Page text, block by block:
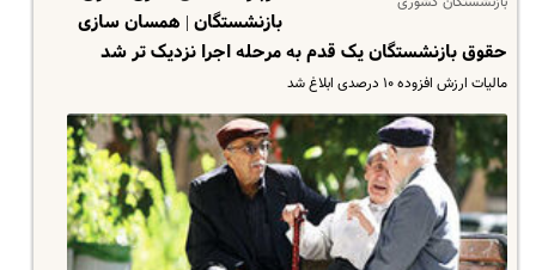
بازنشستگان | همسان سازی
حقوق بازنشستگان یک قدم به مرحله اجرا نزدیک تر شد
مالیات ارزش افزوده ۱۰ درصدی ابلاغ شد